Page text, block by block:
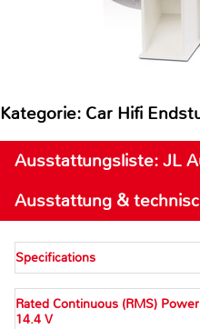
Kategorie: Car Hifi
Ausstattungsliste: JL
Ausstattung &
Specifications
Rated Continuous (RMS) Power
14.4 V